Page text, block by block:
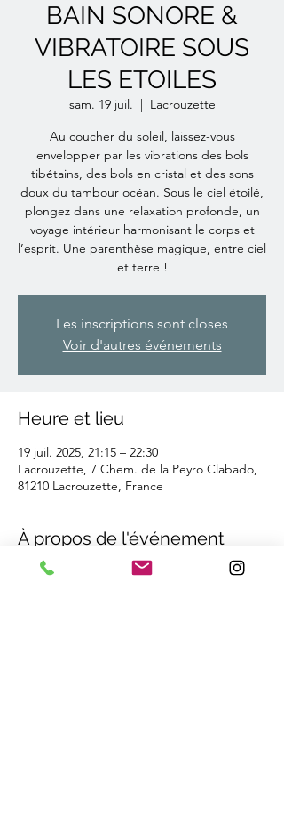
BAIN SONORE &
VIBRATOIRE SOUS
LES ETOILES
sam. 19 juil.
  |
Lacrouzette
Au coucher du soleil, laissez-vous
envelopper par les vibrations des bols
tibétains, des bols en cristal et des sons
doux du tambour océan. Sous le ciel étoilé,
plongez dans une relaxation profonde, un
voyage intérieur harmonisant le corps et
l’esprit. Une parenthèse magique, entre ciel
Les inscriptions sont closes
Voir d'autres événements
Heure et lieu
19 juil. 2025, 21:15 – 22:30
Lacrouzette, 7 Chem. de la Peyro Clabado,
81210 Lacrouzette, France
À propos de l'événement
Inscription obligatoire.